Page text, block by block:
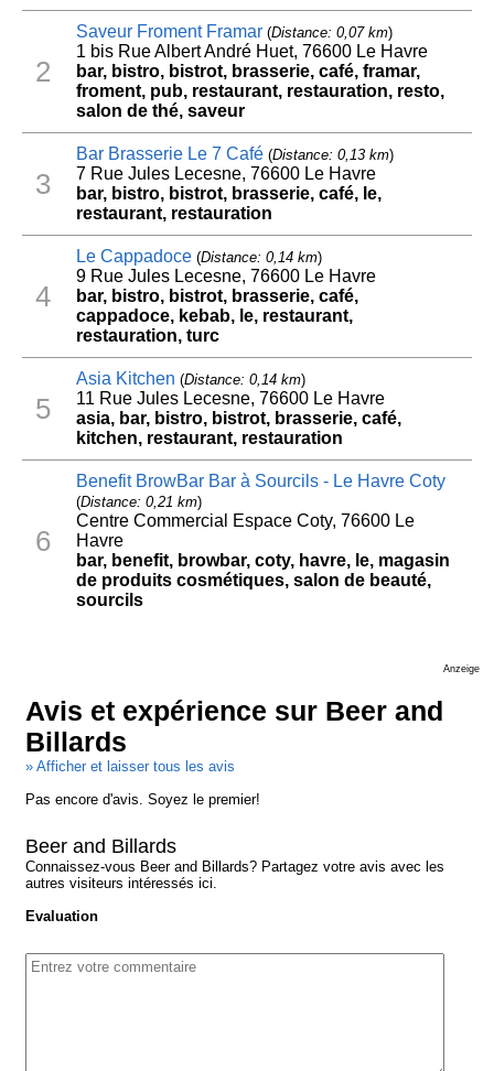
2
Saveur Froment Framar(Distance: 0,07 km)
1 bis Rue Albert André Huet, 76600 Le Havre
bar, bistro, bistrot, brasserie, café, framar,
froment, pub, restaurant, restauration, resto,
salon de thé, saveur
3
Bar Brasserie Le 7 Café(Distance: 0,13 km)
7 Rue Jules Lecesne, 76600 Le Havre
bar, bistro, bistrot, brasserie, café, le,
restaurant, restauration
4
Le Cappadoce(Distance: 0,14 km)
9 Rue Jules Lecesne, 76600 Le Havre
bar, bistro, bistrot, brasserie, café,
cappadoce, kebab, le, restaurant,
restauration, turc
5
Asia Kitchen (Distance: 0,14 km)
11 Rue Jules Lecesne, 76600 Le Havre
asia, bar, bistro, bistrot, brasserie, café,
kitchen, restaurant, restauration
6
Benefit BrowBar Bar à Sourcils - Le Havre Coty
(Distance: 0,21 km)
Centre Commercial Espace Coty, 76600 Le
Havre
bar, benefit, browbar, coty, havre, le, magasin
de produits cosmétiques, salon de beauté,
sourcils
Anzeige
Avis et expérience sur Beer and
Billards
» Afficher et laisser tous les avis
Pas encore d'avis. Soyez le premier!
Beer and Billards
Connaissez-vous Beer and Billards? Partagez votre avis avec les
autres visiteurs intéressés ici.
Evaluation